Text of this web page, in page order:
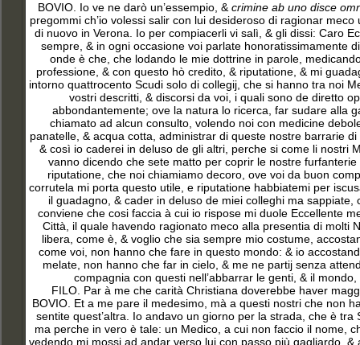
BOVIO. Io ve ne darò un’essempio, & crimine ab uno disce
pregommi ch’io volessi salir con lui desideroso di ragionar
di nuovo in Verona. Io per compiacerli vi salì, & gli dissi: Caro
sempre, & in ogni occasione voi parlate honoratissimamente
onde è che, che lodando le mie dottrine in parole,
professione, & con questo hò credito, & riputatione, & mi
intorno quattrocento Scudi solo di collegij, che si hanno tra noi
vostri descritti, & discorsi da voi, i quali sono de diretto
abbondantemente; ove la natura lo ricerca, far sudare alla
chiamato ad alcun consulto, volendo noi con medicine
panatelle, & acqua cotta, administrar di queste nostre barrarie
& così io caderei in deluso de gli altri, perche si come li nostri
vanno dicendo che sete matto per coprir le nostre
riputatione, che noi chiamiamo decoro, ove voi da buon
corrutela mi porta questo utile, e riputatione habbiatemi per
il guadagno, & cader in deluso de miei colleghi ma
conviene che cosi faccia à cui io rispose mi duole Eccellente
Città, il quale havendo ragionato meco alla presentia di molti
libera, come è, & voglio che sia sempre mio costume,
come voi, non hanno che fare in questo mondo: & io
melate, non hanno che far in cielo, & me ne partij senza
compagnia con questi nell’abbarrar le genti, & il
FILO. Par à me che carità Christiana doverebbe haver
BOVIO. Et a me pare il medesimo, mà a questi nostri che non
sentite quest’altra. Io andavo un giorno per la strada, che è
ma perche in vero è tale: un Medico, a cui non faccio il nome,
vedendo mi mossi ad andar verso lui con passo più gagliardo,